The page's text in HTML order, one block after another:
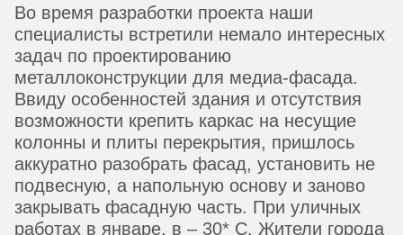
Во время разработки проекта наши
специалисты встретили немало интересных
задач по проектированию
металлоконструкции для медиа-фасада.
Ввиду особенностей здания и отсутствия
возможности крепить каркас на несущие
колонны и плиты перекрытия, пришлось
аккуратно разобрать фасад, установить не
подвесную, а напольную основу и заново
закрывать фасадную часть. При уличных
работах в январе, в – 30* С. Жители города